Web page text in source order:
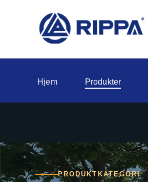
Hjem Produkter
PRODUKTKATEGORI